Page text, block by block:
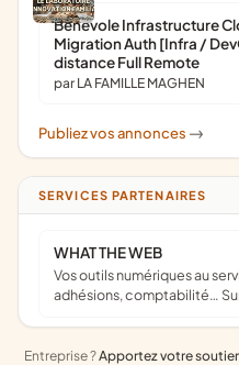
Bénévole Infrastructure
Migration Auth [Infra /
distance Full Remote
par LA FAMILLE MAGHEN
Publiez vos annonces ->
SERVICES PARTENAIRES
WHAT THE WEB
Vos outils numériques au service de votre mission : site web,
adhésions, comptabilité…
Entreprise ?Apportez votre